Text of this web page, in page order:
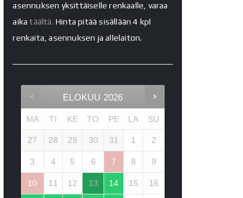
asennuksen yksittäiselle renkaalle, varaa
aikatäältä. Hinta pitää sisällään 4 kpl
renkaita, asennuksen ja allelaiton.
ELOKUU 2026
MA TI KE TO PE LA SU
27 28 29 30 31 1 2
3 4 5 6 7 8 9
10 11 12 13 14 15 16